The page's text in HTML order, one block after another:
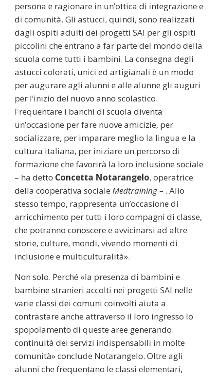
persona e ragionare in un’ottica di integrazione e
di comunità. Gli astucci, quindi, sono realizzati
dagli ospiti adulti dei progetti SAI per gli ospiti
piccolini che entrano a far parte del mondo della
scuola come tutti i bambini. La consegna degli
astucci colorati, unici ed artigianali è un modo
per augurare agli alunni e alle alunne gli auguri
per l’inizio del nuovo anno scolastico.
Frequentare i banchi di scuola diventa
un’occasione per fare nuove amicizie, per
socializzare, per imparare meglio la lingua e la
cultura italiana, per iniziare un percorso di
formazione che favorirà la loro inclusione sociale
– ha detto Concetta Notarangelo, operatrice
della cooperativa sociale Medtraining– . Allo
stesso tempo, rappresenta un’occasione di
arricchimento per tutti i loro compagni di classe,
che potranno conoscere e avvicinarsi ad altre
storie, culture, mondi, vivendo momenti di
inclusione e multiculturalità».
Non solo. Perché «la presenza di bambini e
bambine stranieri accolti nei progetti SAI nelle
varie classi dei comuni coinvolti aiuta a
contrastare anche attraverso il loro ingresso lo
spopolamento di queste aree generando
continuità dei servizi indispensabili in molte
comunità» conclude Notarangelo. Oltre agli
alunni che frequentano le classi elementari,